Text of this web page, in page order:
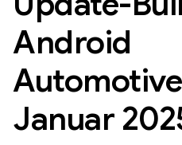
Android
Januar